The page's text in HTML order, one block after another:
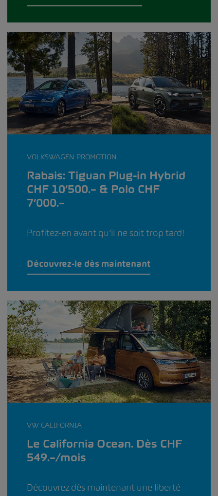
VOLKSWAGEN PROMOTION
Rabais: Tiguan Plug-in Hybrid
CHF 10’500.– & Polo CHF
7’000.–
Profitez-en avant qu’il ne soit trop tard!
Découvrez-le dès maintenant
VW CALIFORNIA
Le California Ocean. Dès CHF
549.–/mois
Découvrez dès maintenant une liberté